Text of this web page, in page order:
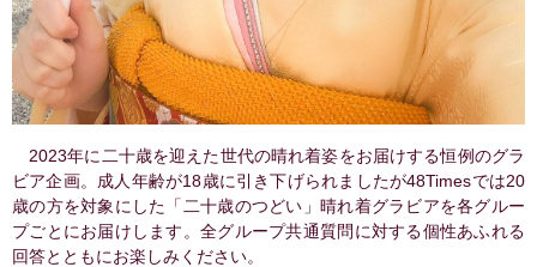
2023年に二十歳を迎えた世代の晴れ着姿をお届けする恒例のグラ
ビア企画。成人年齢が18歳に引き下げられましたが48Timesでは20
歳の方を対象にした「二十歳のつどい」晴れ着グラビアを各グルー
プごとにお届けします。全グループ共通質問に対する個性あふれる
回答とともにお楽しみください。